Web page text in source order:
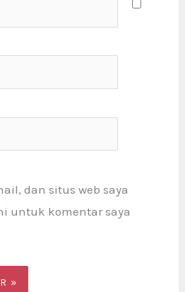
dan situs web saya
untuk komentar saya